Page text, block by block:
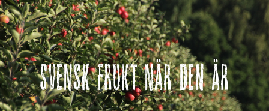
Svensk frukt när den är